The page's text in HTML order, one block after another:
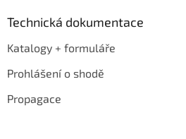
Technická dokumentace
Katalogy + formuláře
Prohlášení o shodě
Propagace